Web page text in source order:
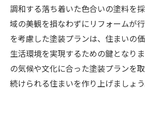
調和する落ち着いた色合いの塗料を
域の美観を損なわずにリフォームが
を考慮した塗装プランは、住まいの
生活環境を実現するための鍵となり
の気候や文化に合った塗装プランを
続けられる住まいを作り上げましょう